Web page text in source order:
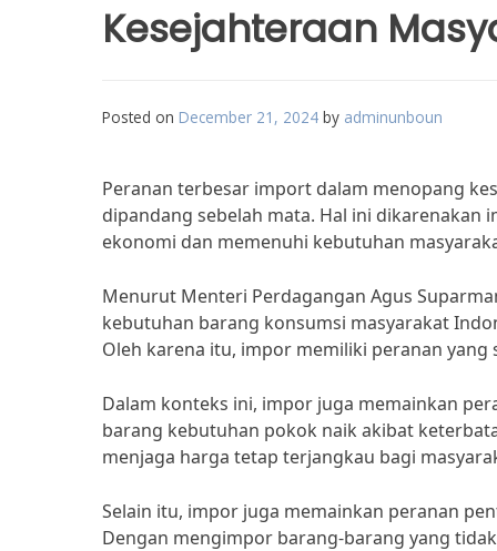
Kesejahteraan
Posted on December 21, 2024 by adminunboun
Peranan terbesar import dalam menopang
dipandang sebelah mata. Hal ini dikarenakan
ekonomi dan memenuhi kebutuhan
Menurut Menteri Perdagangan Agus
kebutuhan barang konsumsi masyarakat
Oleh karena itu, impor memiliki peranan
Dalam konteks ini, impor juga memainkan
barang kebutuhan pokok naik akibat
menjaga harga tetap terjangkau bagi
Selain itu, impor juga memainkan peranan
Dengan mengimpor barang-barang yang